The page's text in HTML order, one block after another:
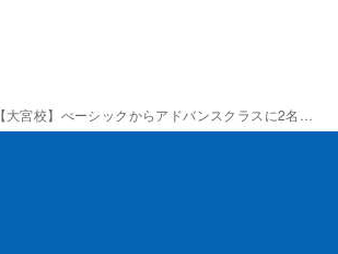
【大宮校】べーシックからアドバンスクラスに2名昇格！